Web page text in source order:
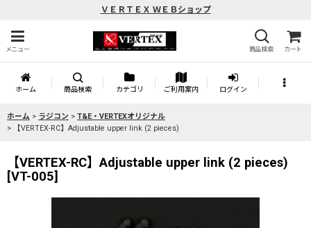
ＶＥＲＴＥＸ ＷＥＢショップ
メニュー 商品検索 カート
ホーム 商品検索 カテゴリ ご利用案内 ログイン
ホーム > ラジコン > T&E・VERTEXオリジナル
>
【VERTEX-RC】Adjustable upper link (2 pieces)
【VERTEX-RC】Adjustable upper link (2 pieces)
[VT-005]